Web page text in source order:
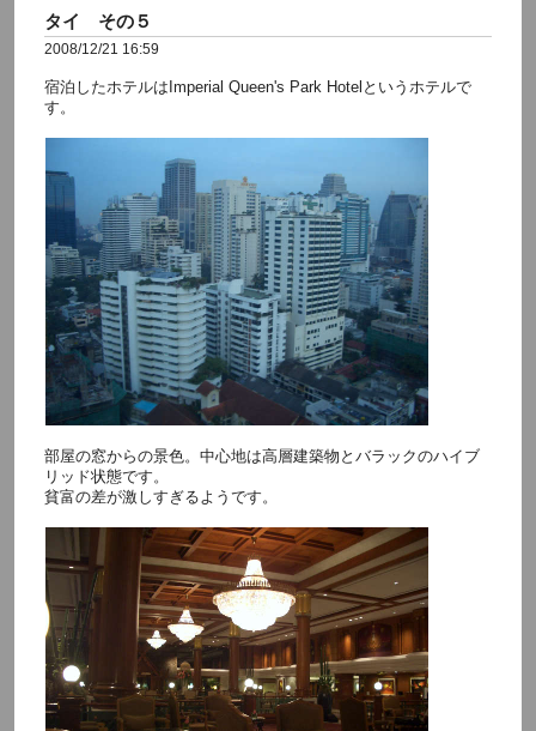
タイ その５
2008/12/21 16:59
宿泊したホテルはImperial Queen's Park Hotelというホテルで
す。
部屋の窓からの景色。中心地は高層建築物とバラックのハイブ
リッド状態です。
貧富の差が激しすぎるようです。